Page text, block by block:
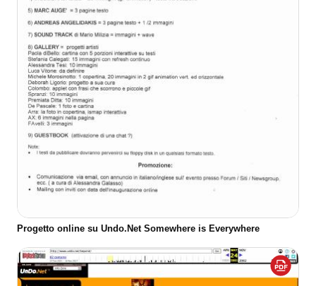
Progetto online su Undo.Net Somewhere is Everywhere